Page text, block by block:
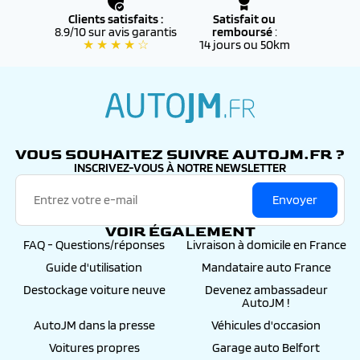
✔️ Éligibles aufinancement
aides à l’achat
(bonus écologique, reprise, etc.)
✔️ Accompagnés d’un
suivi personnalisé par nos
Clients satisfaits :
8.9/10 sur avis garantis
★ ★ ★ ★ ☆
Satisfait ou
remboursé:
14 jours ou 50km
VOUS SOUHAITEZ SUIVRE AUTOJM.FR ?
INSCRIVEZ-VOUS À NOTRE NEWSLETTER
Envoyer
VOIR ÉGALEMENT
FAQ - Questions/réponses
Livraison à domicile en France
Guide d'utilisation
Mandataire auto France
Destockage voiture neuve
Devenez ambassadeur
AutoJM !
AutoJM dans la presse
Véhicules d'occasion
Voitures propres
Garage auto Belfort